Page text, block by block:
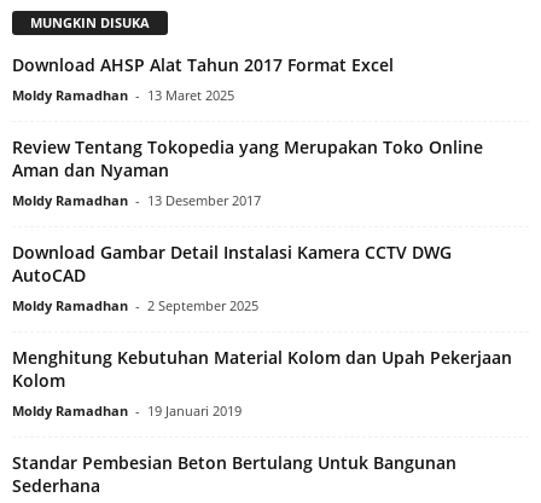
MUNGKIN DISUKA
Download AHSP Alat Tahun 2017 Format Excel
Moldy Ramadhan - 13 Maret 2025
Review Tentang Tokopedia yang Merupakan Toko Online
Aman dan Nyaman
Moldy Ramadhan - 13 Desember 2017
Download Gambar Detail Instalasi Kamera CCTV DWG
AutoCAD
Moldy Ramadhan - 2 September 2025
Menghitung Kebutuhan Material Kolom dan Upah Pekerjaan
Kolom
Moldy Ramadhan - 19 Januari 2019
Standar Pembesian Beton Bertulang Untuk Bangunan
Sederhana